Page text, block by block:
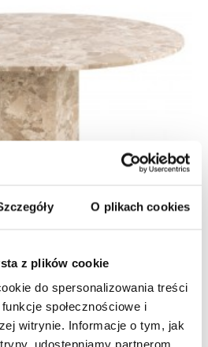
O plikach cookies
z plików cookie
do spersonalizowania treści
społecznościowe i
witrynie. Informacje o tym, jak
udostępniamy partnerom
BEŻOWY